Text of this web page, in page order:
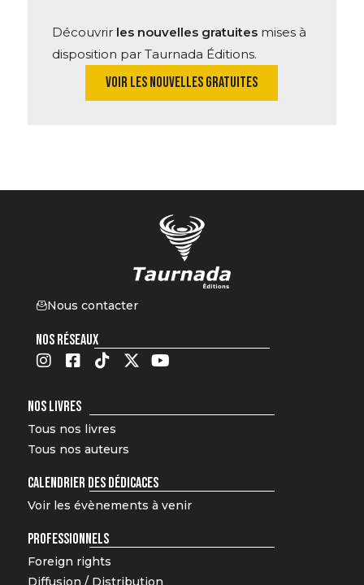
Découvrir les nouvelles gratuitesmises à
disposition par Taurnada Éditions.
VOIR LES NOUVELLES GRATUITES
Nous contacter
NOS RÉSEAUX
NOS LIVRES
Tous nos livres
Tous nos auteurs
CALENDRIER DES DÉDICACES
Voir les évènements à venir
PROFESSIONNELS
Foreign rights
Diffusion / Distribution